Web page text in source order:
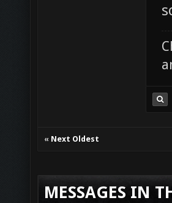
« Next Oldest
MESSAGES IN